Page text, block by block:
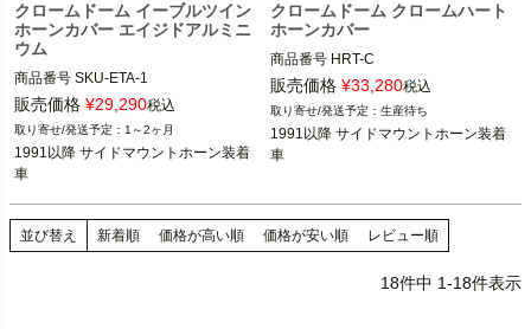
クロームドーム イーブルツイン
ホーンカバー エイジドアルミニ
ウム
商品番号 SKU-ETA-1
1991以降 サイドマウントホーン装着
CHROME DOME(クローム ドーム)
販売価格 ¥29,290税込
1～2ヶ月
1991以降 サイドマウントホーン装着
車
クロームドーム クロームハート
ホーンカバー
商品番号 HRT-C
1991以降 サイドマウントホーン装着
CHROME DOME(クローム ドーム)
販売価格 ¥33,280税込
生産待ち
1991以降 サイドマウントホーン装着
車
並び替え 新着順 価格が高い順 価格が安い順 レビュー順
18件中 1-18件表示